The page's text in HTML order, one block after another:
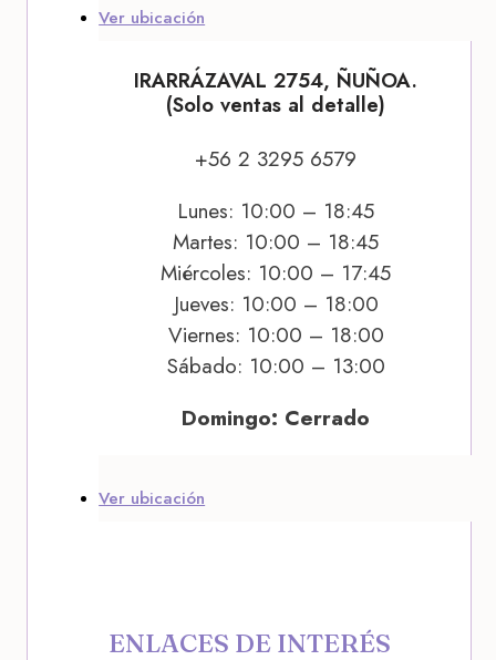
Ver ubicación
IRARRÁZAVAL 2754, ÑUÑOA.
(Solo ventas al detalle)
+56 2 3295 6579
Lunes: 10:00 – 18:45
Martes: 10:00 – 18:45
Miércoles: 10:00 – 17:45
Jueves: 10:00 – 18:00
Viernes: 10:00 – 18:00
Sábado: 10:00 – 13:00
Domingo: Cerrado
Ver ubicación
ENLACES DE INTERÉS